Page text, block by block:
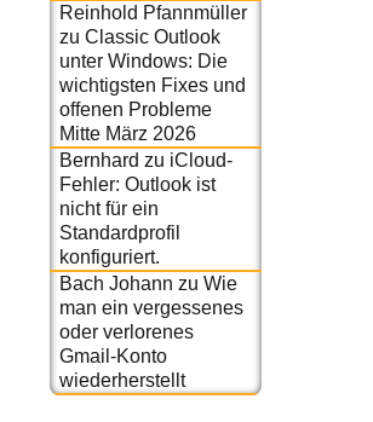
Reinhold Pfannmüller
zu Classic Outlook
unter Windows: Die
wichtigsten Fixes und
offenen Probleme
Mitte März 2026
Bernhard zu iCloud-
Fehler: Outlook ist
nicht für ein
Standardprofil
konfiguriert.
Bach Johann zu Wie
man ein vergessenes
oder verlorenes
Gmail-Konto
wiederherstellt